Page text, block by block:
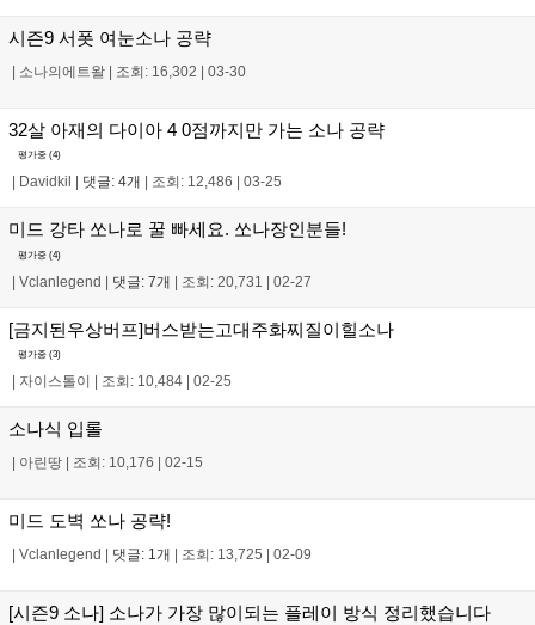
시즌9 서폿 여눈소나 공략
소나의에트왈 조회: 16,302 03-30
32살 아재의 다이아 4 0점까지만 가는 소나 공략
평가중 (4)
Davidkil 댓글: 4개 조회: 12,486 03-25
미드 강타 쏘나로 꿀 빠세요. 쏘나장인분들!
평가중 (4)
| Vclanlegend | 댓글: 7개 | 조회: 20,731 | 02-27
[금지된우상버프]버스받는고대주화찌질이힐소나
평가중 (3)
자이스톨이 조회: 10,484 02-25
소나식 입롤
아린땅 조회: 10,176 02-15
미드 도벽 쏘나 공략!
Vclanlegend 댓글: 1개 조회: 13,725 02-09
[시즌9 소나] 소나가 가장 많이되는 플레이 방식 정리했습니다